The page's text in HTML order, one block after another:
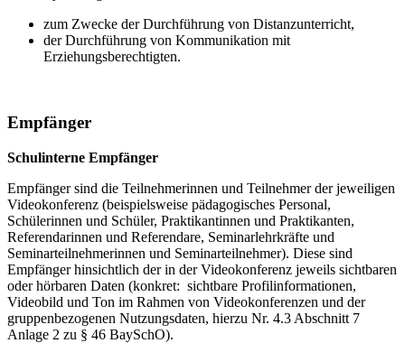
zum Zwecke der Durchführung von Distanzunterricht,
der Durchführung von Kommunikation mit
Erziehungsberechtigten.
Empfänger
Schulinterne Empfänger
Empfänger sind die Teilnehmerinnen und Teilnehmer der jeweiligen
Videokonferenz (beispielsweise pädagogisches Personal,
Schülerinnen und Schüler, Praktikantinnen und Praktikanten,
Referendarinnen und Referendare, Seminarlehrkräfte und
Seminarteilnehmerinnen und Seminarteilnehmer). Diese sind
Empfänger hinsichtlich der in der Videokonferenz jeweils sichtbaren
oder hörbaren Daten (konkret: sichtbare Profilinformationen,
Videobild und Ton im Rahmen von Videokonferenzen und der
gruppenbezogenen Nutzungsdaten, hierzu Nr. 4.3 Abschnitt 7
Anlage 2 zu § 46 BaySchO).